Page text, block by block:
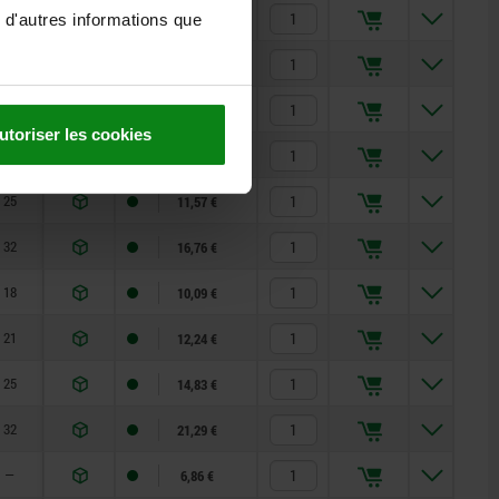
informations que
les cookies
— 15,31 €
18 7,15 €
25 11,57 €
32 16,76 €
18 10,09 €
21 12,24 €
25 14,83 €
32 21,29 €
— 6,86 €